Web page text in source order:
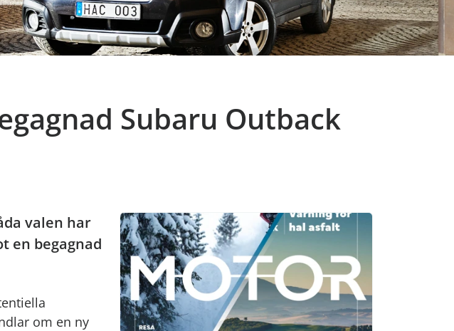
Subaru Outback
valen har
en begagnad
om en ny